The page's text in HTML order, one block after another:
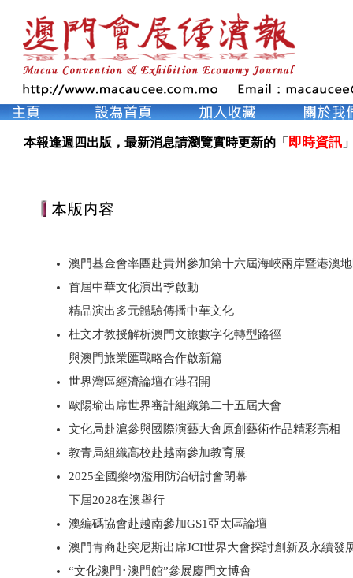
本報逢週四出版，最新消息請瀏覽實時更新的「 即時資訊
澳門基金會率團赴貴州參加第十六屆海峽兩岸暨港澳
首屆中華文化演出季啟動
精品演出多元體驗傳播中華文化
杜文才教授解析澳門文旅數字化轉型路徑
與澳門旅業匯戰略合作啟新篇
世界灣區經濟論壇在港召開
歐陽瑜出席世界審計組織第二十五屆大會
文化局赴滬參與國際演藝大會原創藝術作品精彩亮相
教青局組織高校赴越南參加教育展
2025全國藥物濫用防治研討會閉幕
下屆2028在澳舉行
澳編碼協會赴越南參加GS1亞太區論壇
澳門青商赴突尼斯出席JCI世界大會探討創新及永續發
“文化澳門･澳門館”參展廈門文博會